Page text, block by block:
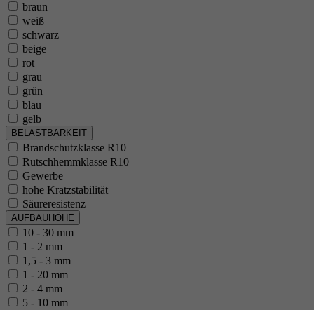
braun
weiß
schwarz
beige
rot
grau
grün
blau
gelb
BELASTBARKEIT
Brandschutzklasse R10
Rutschhemmklasse R10
Gewerbe
hohe Kratzstabilität
Säureresistenz
AUFBAUHÖHE
10 - 30 mm
1 - 2 mm
1,5 - 3 mm
1 - 20 mm
2 - 4 mm
5 - 10 mm